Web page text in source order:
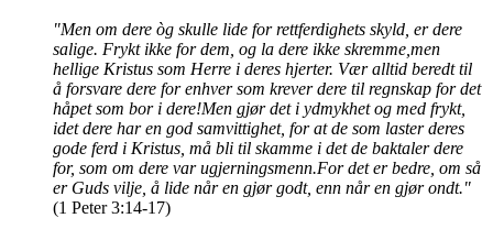
"Men om dere òg skulle lide for rettferdighets skyld, er dere
salige. Frykt ikke for dem, og la dere ikke skremme,men
hellige Kristus som Herre i deres hjerter. Vær alltid beredt til
å forsvare dere for enhver som krever dere til regnskap for det
håpet som bor i dere!Men gjør det i ydmykhet og med frykt,
idet dere har en god samvittighet, for at de som laster deres
gode ferd i Kristus, må bli til skamme i det de baktaler dere
for, som om dere var ugjerningsmenn.For det er bedre, om så
er Guds vilje, å lide når en gjør godt, enn når en gjør ondt."
(1 Peter 3:14-17)